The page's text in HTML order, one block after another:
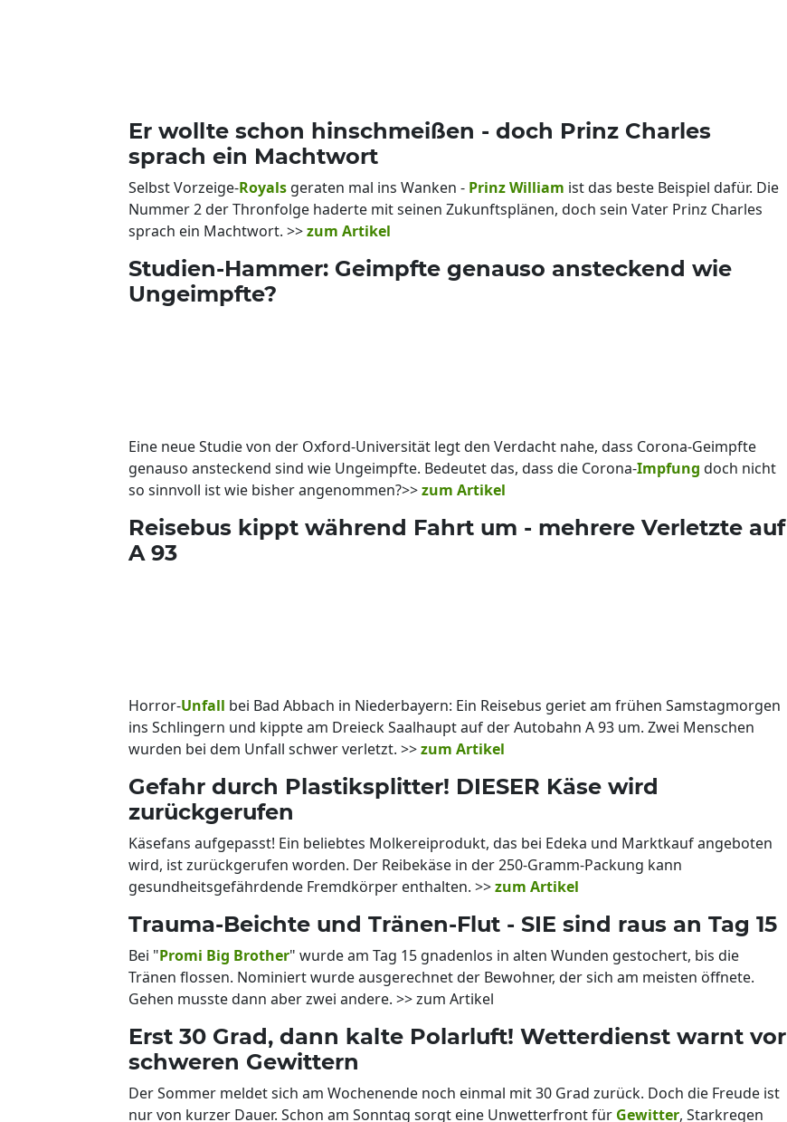
Er wollte schon hinschmeißen - doch Prinz Charles
sprach ein Machtwort
Selbst Vorzeige-Royals geraten mal ins Wanken - Prinz William ist das beste Beispiel dafür. Die
Nummer 2 der Thronfolge haderte mit seinen Zukunftsplänen, doch sein Vater Prinz Charles
sprach ein Machtwort. >>zum Artikel
Studien-Hammer: Geimpfte genauso ansteckend wie
Ungeimpfte?
Eine neue Studie von der Oxford-Universität legt den Verdacht nahe, dass Corona-Geimpfte
genauso ansteckend sind wie Ungeimpfte. Bedeutet das, dass die Corona-Impfung doch nicht
so sinnvoll ist wie bisher angenommen?>>zum Artikel
Reisebus kippt während Fahrt um - mehrere Verletzte auf
A 93
Horror-Unfall bei Bad Abbach in Niederbayern: Ein Reisebus geriet am frühen Samstagmorgen
ins Schlingern und kippte am Dreieck Saalhaupt auf der Autobahn A 93 um. Zwei Menschen
wurden bei dem Unfall schwer verletzt. >>zum Artikel
Gefahr durch Plastiksplitter! DIESER Käse wird
zurückgerufen
Käsefans aufgepasst! Ein beliebtes Molkereiprodukt, das bei Edeka und Marktkauf angeboten
wird, ist zurückgerufen worden. Der Reibekäse in der 250-Gramm-Packung kann
gesundheitsgefährdende Fremdkörper enthalten. >>zum Artikel
Trauma-Beichte und Tränen-Flut - SIE sind raus an Tag 15
Bei "Promi Big Brother" wurde am Tag 15 gnadenlos in alten Wunden gestochert, bis die
Tränen flossen. Nominiert wurde ausgerechnet der Bewohner, der sich am meisten öffnete.
Gehen musste dann aber zwei andere. >> zum Artikel
Erst 30 Grad, dann kalte Polarluft! Wetterdienst warnt vor
schweren Gewittern
Der Sommer meldet sich am Wochenende noch einmal mit 30 Grad zurück. Doch die Freude ist
nur von kurzer Dauer. Schon am Sonntag sorgt eine Unwetterfront für Gewitter, Starkregen